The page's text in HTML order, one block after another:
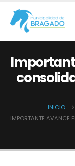
INICIO
IMPORTANTE AVANCE